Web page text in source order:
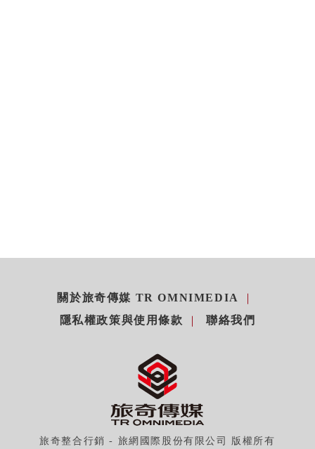
關於旅奇傳媒 TR OMNIMEDIA
隱私權政策與使用條款
聯絡我們
旅奇整合行銷 - 旅網國際股份有限公司 版權所有